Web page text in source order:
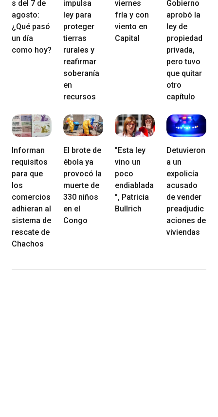
s del 7 de
agosto:
¿Qué pasó
un día
como hoy?
impulsa
ley para
proteger
tierras
rurales y
reafirmar
soberanía
en
recursos
viernes
fría y con
viento en
Capital
Gobierno
aprobó la
ley de
propiedad
privada,
pero tuvo
que quitar
otro
capítulo
Informan
requisitos
para que
los
comercios
adhieran al
sistema de
rescate de
Chachos
El brote de
ébola ya
provocó la
muerte de
330 niños
en el
Congo
"Esta ley
vino un
poco
endiablada
", Patricia
Bullrich
Detuvieron
a un
expolicía
acusado
de vender
preadjudic
aciones de
viviendas